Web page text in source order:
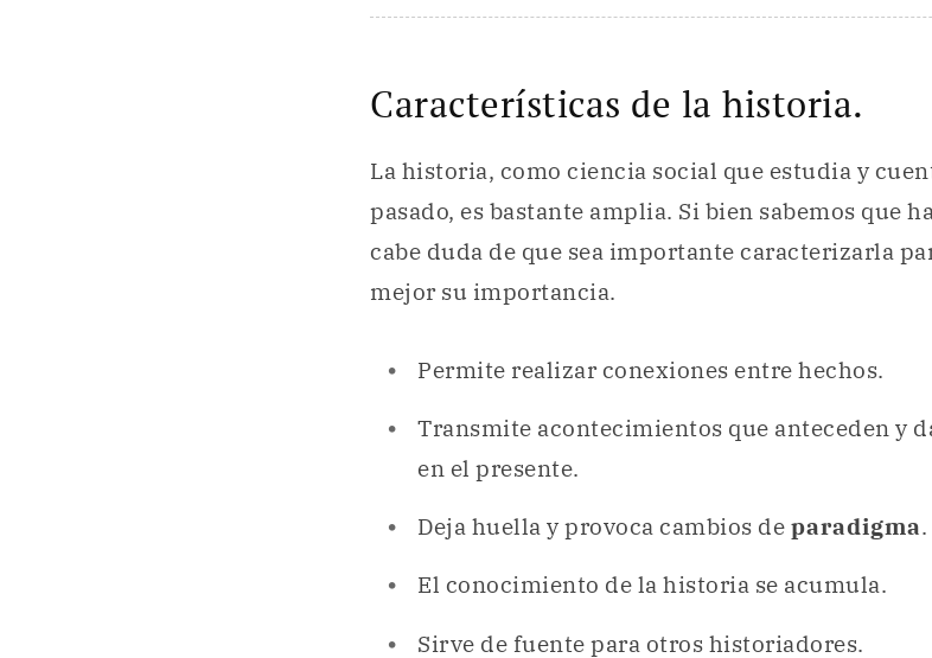
Características de la historia.
La historia, como ciencia social que estudia y
pasado, es bastante amplia. Si bien sabemos que
cabe duda de que sea importante caracterizarla
mejor su importancia.
Permite realizar conexiones entre hechos.
Transmite acontecimientos que anteceden y
en el presente.
Deja huella y provoca cambios de paradigma.
El conocimiento de la historia se acumula.
Sirve de fuente para otros historiadores.